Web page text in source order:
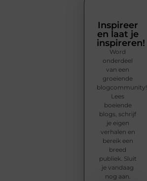
Inspireer
en laat je
inspireren!
Word
onderdeel
van een
groeiende
blogcommunity!
Lees
boeiende
blogs, schrijf
je eigen
verhalen en
bereik een
breed
publiek. Sluit
je vandaag
nog aan.